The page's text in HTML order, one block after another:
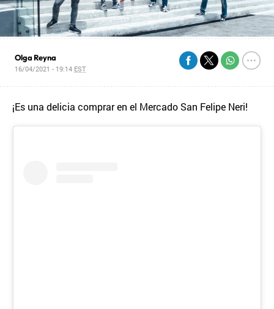
Olga Reyna
16/04/2021 - 19:14 EST
¡Es una delicia comprar en el Mercado San Felipe Neri!